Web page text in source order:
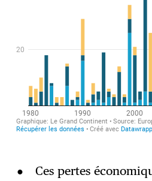
Ces pertes